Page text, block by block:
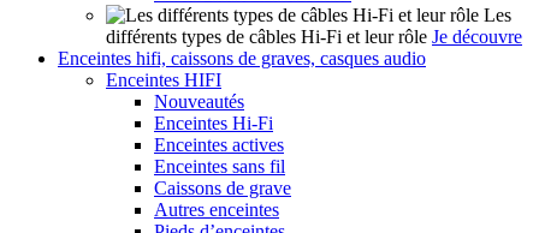
Les
différents types de câbles Hi-Fi et leur rôle Je découvre
Enceintes hifi, caissons de graves, casques audio
Enceintes HIFI
Nouveautés
Enceintes Hi-Fi
Enceintes actives
Enceintes sans fil
Caissons de grave
Autres enceintes